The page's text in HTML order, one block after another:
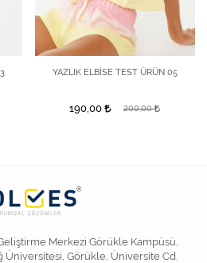
YAZLIK ELBİSE TEST ÜRÜN 05
190,00 200,00
Merkezi Görükle Kampüsü,
Görükle, Üniversite Cd.